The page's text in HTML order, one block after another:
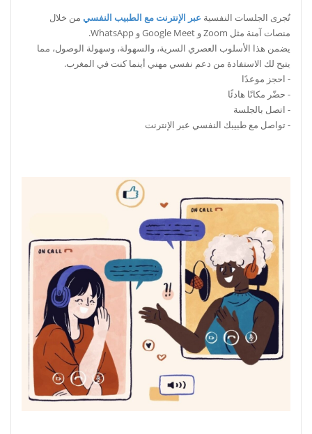
تُجرى الجلسات النفسية عبر الإنترنت مع الطبيب النفسي من خلال
منصات آمنة مثل Zoom و Google Meet و WhatsApp.
يضمن هذا الأسلوب العصري السرية، والسهولة، وسهولة الوصول، مما
يتيح لك الاستفادة من دعم نفسي مهني أينما كنت في المغرب.
- احجز موعدًا
- حضّر مكانًا هادئًا
- اتصل بالجلسة
- تواصل مع طبيبك النفسي عبر الإنترنت